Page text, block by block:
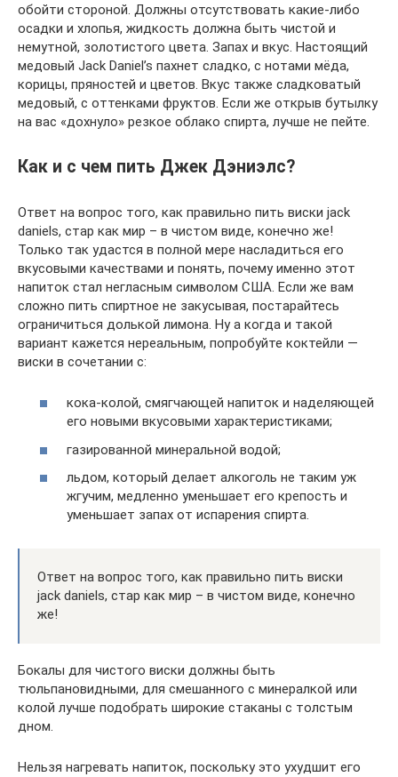
обойти стороной. Должны отсутствовать какие-либо
осадки и хлопья, жидкость должна быть чистой и
немутной, золотистого цвета. Запах и вкус. Настоящий
медовый Jack Daniel’s пахнет сладко, с нотами мёда,
корицы, пряностей и цветов. Вкус также сладковатый
медовый, с оттенками фруктов. Если же открыв бутылку
на вас «дохнуло» резкое облако спирта, лучше не пейте.
Как и с чем пить Джек Дэниэлс?
Ответ на вопрос того, как правильно пить виски jack
daniels, стар как мир – в чистом виде, конечно же!
Только так удастся в полной мере насладиться его
вкусовыми качествами и понять, почему именно этот
напиток стал негласным символом США. Если же вам
сложно пить спиртное не закусывая, постарайтесь
ограничиться долькой лимона. Ну а когда и такой
вариант кажется нереальным, попробуйте коктейли —
виски в сочетании с:
кока-колой, смягчающей напиток и наделяющей
его новыми вкусовыми характеристиками;
газированной минеральной водой;
льдом, который делает алкоголь не таким уж
жгучим, медленно уменьшает его крепость и
уменьшает запах от испарения спирта.
Ответ на вопрос того, как правильно пить виски
jack daniels, стар как мир – в чистом виде, конечно
же!
Бокалы для чистого виски должны быть
тюльпановидными, для смешанного с минералкой или
колой лучше подобрать широкие стаканы с толстым
дном.
Нельзя нагревать напиток, поскольку это ухудшит его